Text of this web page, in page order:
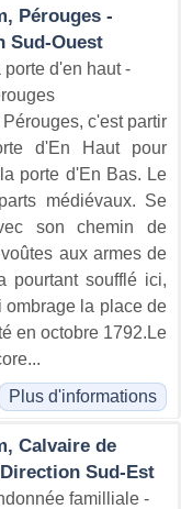
Pérouges -
Sud-Ouest
porte d'en haut -
c'est partir
d'En Haut pour
porte d'En Bas. Le
médiévaux. Se
son chemin de
aux armes de
pourtant soufflé ici,
ombrage la place de
en octobre 1792.Le
Plus d'informations
Calvaire de
Sud-Est
familliale -